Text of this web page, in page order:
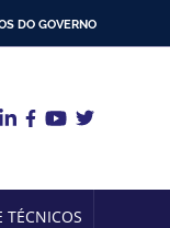
DO GOVERNO
TÉCNICOS